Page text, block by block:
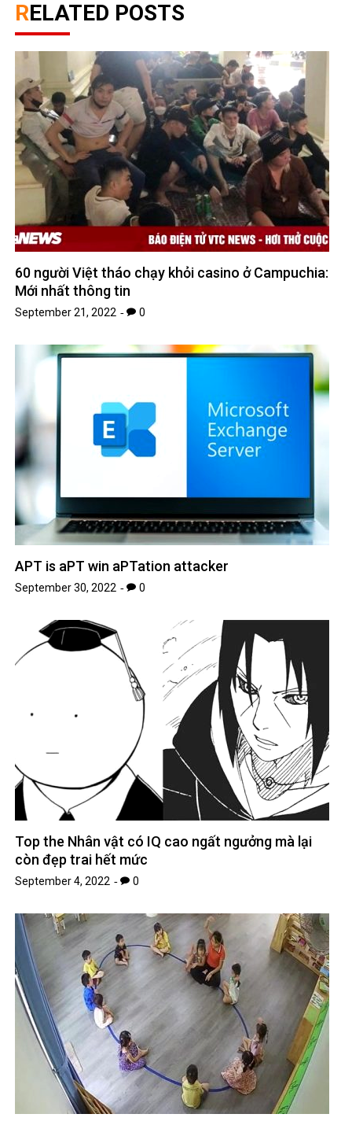
RELATED POSTS
60 người Việt tháo chạy khỏi casino ở Campuchia:
Mới nhất thông tin
September 21, 2022 0
APT is aPT win aPTation attacker
September 30, 2022 0
Top the Nhân vật có IQ cao ngất ngưởng mà lại
còn đẹp trai hết mức
September 4, 2022 0